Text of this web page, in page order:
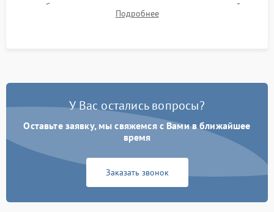
срабатывания термостата при достижении заданной
температуры и тест на отсутствие утечек тока.
Подробнее
У Вас остались вопросы?
Оставьте заявку, мы свяжемся с Вами в ближайшее
время
Заказать звонок